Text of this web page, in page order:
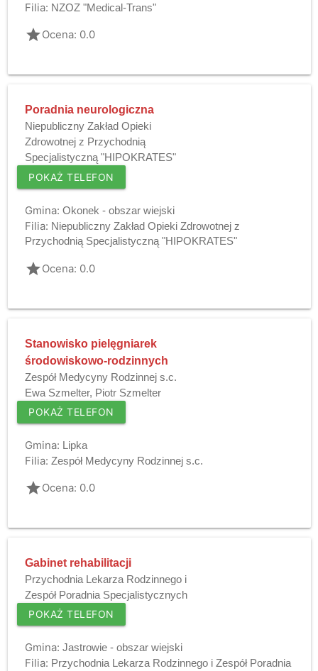
Filia: NZOZ "Medical-Trans"
gradeOcena: 0.0
Poradnia neurologiczna
Niepubliczny Zakład Opieki
Zdrowotnej z Przychodnią
Specjalistyczną "HIPOKRATES"
POKAŻ TELEFON
Gmina: Okonek - obszar wiejski
Filia: Niepubliczny Zakład Opieki Zdrowotnej z
Przychodnią Specjalistyczną "HIPOKRATES"
gradeOcena: 0.0
Stanowisko pielęgniarek
środowiskowo-rodzinnych
Zespół Medycyny Rodzinnej s.c.
Ewa Szmelter, Piotr Szmelter
POKAŻ TELEFON
Gmina: Lipka
Filia: Zespół Medycyny Rodzinnej s.c.
gradeOcena: 0.0
Gabinet rehabilitacji
Przychodnia Lekarza Rodzinnego i
Zespół Poradnia Specjalistycznych
POKAŻ TELEFON
Gmina: Jastrowie - obszar wiejski
Filia: Przychodnia Lekarza Rodzinnego i Zespół Poradnia